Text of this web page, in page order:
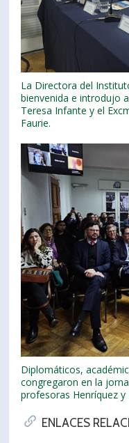
La Directora del
bienvenida e introdujo
Teresa Infante y el
Faurie.
Diplomáticos,
congregaron en la
profesoras Henríquez y
ENLACES